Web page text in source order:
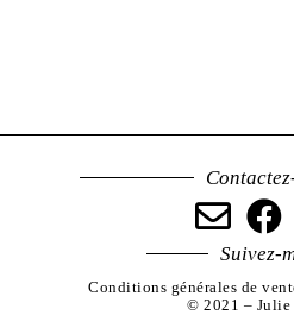
Suivez-
Conditions générales de
© 2021 – Julie